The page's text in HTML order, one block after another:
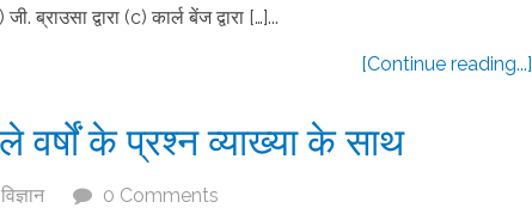
ब्राउसा द्वारा (c) कार्ल बेंज द्वारा […]...
[Continue reading...]
वर्षों के प्रश्न व्याख्या के साथ
0 Comments